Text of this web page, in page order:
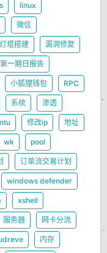
linux
微信
灯塔搭建 漏洞修复
第一期日报告
小狐狸钱包 RPC
系统 渗透
修改ip 地址
wk pool
订单流交易计划
windows defender
xshell
服务器 网卡分流
内存